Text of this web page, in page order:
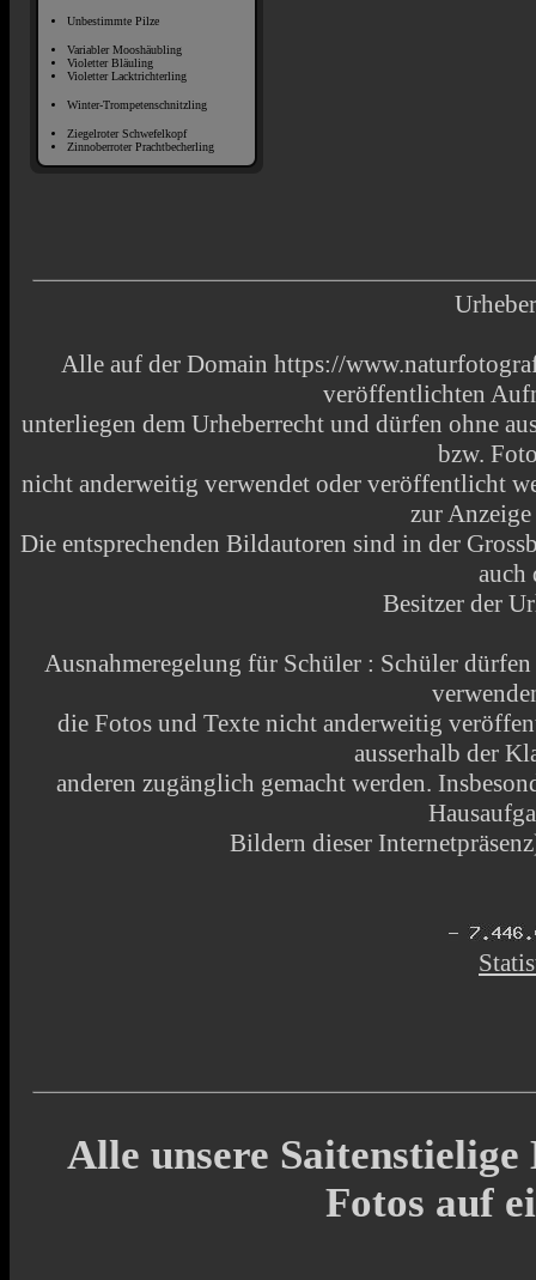
Unbestimmte Pilze
Variabler Mooshäubling
Violetter Bläuling
Violetter Lacktrichterling
Winter-Trompetenschnitzling
Ziegelroter Schwefelkopf
Zinnoberroter Prachtbecherling
Alle auf der Domain https://
veröffentlichten
unterliegen dem Urheberrecht und dürfen ohne
bzw.
nicht anderweitig verwendet oder veröffentlicht
zur
Die entsprechenden Bildautoren sind in der
auch
Besitzer der
Ausnahmeregelung für Schüler : Schüler
die Fotos und Texte nicht anderweitig
ausserhalb der
anderen zugänglich gemacht werden.
Bildern dieser
Alle unsere
Fotos auf